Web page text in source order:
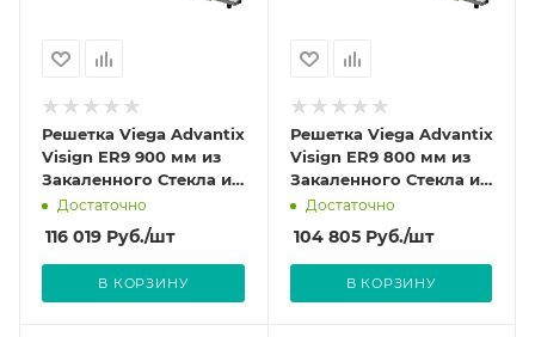
Решетка Viega Advantix
Visign ER9 900 мм из
Закаленного Стекла и
нержавеющей стали
цвет светло-серый
616946
Достаточно
116 019 Руб./шт
В КОРЗИНУ
Решетка Viega Advantix
Visign ER9 800 мм из
Закаленного Стекла и
нержавеющей стали
цвет светло-серый
616939
Достаточно
104 805Руб./шт
В КОРЗИНУ